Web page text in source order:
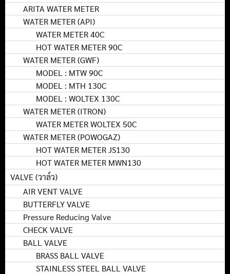
ARITA WATER METER
WATER METER (API)
WATER METER 40C
HOT WATER METER 90C
WATER METER (GWF)
MODEL : MTW 90C
MODEL : MTH 130C
MODEL : WOLTEX 130C
WATER METER (ITRON)
WATER METER WOLTEX 50C
WATER METER (POWOGAZ)
HOT WATER METER JS130
HOT WATER METER MWN130
VALVE (วาล์ว)
AIR VENT VALVE
BUTTERFLY VALVE
Pressure Reducing Valve
CHECK VALVE
BALL VALVE
BRASS BALL VALVE
STAINLESS STEEL BALL VALVE